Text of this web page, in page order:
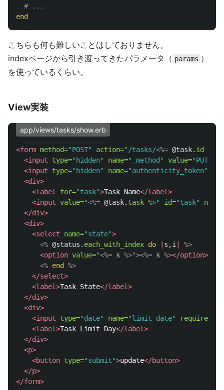
# ...
end
こちらも何も難しいことはしておりません。
indexページから引き渡ってきたパラメータ（ params ）
を使っているくらい。
View実装
app/views/tasks/show.erb
<form method="POST" action="/tasks/<%= @task. id
<input
type="hidden" name="_method" value="PUT"
<input
type="hidden" name="authenticity_token"
<div>
<label
for="task">Task Name</label>
<input value="<%= @task. task %>" id="task"
name=
</div>
<div>
<select
name="state">
<% @status . each_with_index do s ,i
%>
<option value="<%= s %>"><%= s %></option>
<% end
%>
</select>
<label>Task State</label>
</div>
<div>
<input
type="date" name="limit_date" required
<label>Task Limit Day</label>
</div>
<p>
<button type="submit">update</button>
</p>
</form>